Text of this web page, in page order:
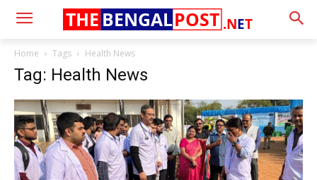
.NET
THE BENGALPOST
Home Tags Health News
Tag: Health News